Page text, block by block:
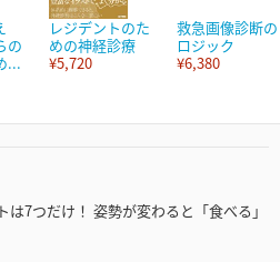
の
...
レジデントのた
めの神経診療
¥5,720
救急画像診断の
ロジック
¥6,380
7つだけ！ 姿勢が変わると「食べる」